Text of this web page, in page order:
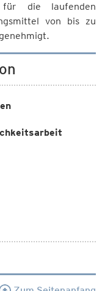
die laufenden
von bis zu